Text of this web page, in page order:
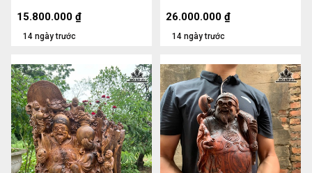
14 ngày trước
15.800.000 ₫
103 Ngang 48 Sâu 25 (cm)
14 ngày trước
26.000.000 ₫